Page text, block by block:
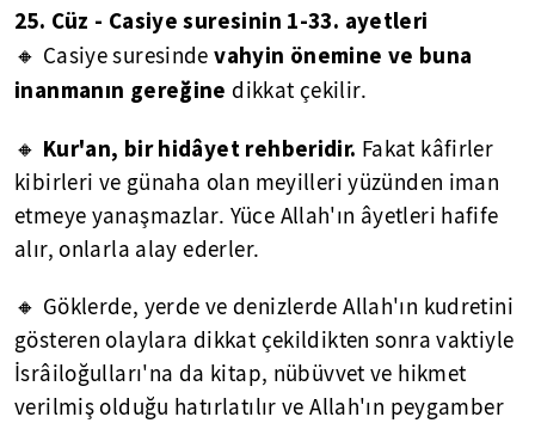
25. Cüz - Casiye suresinin 1-33. ayetleri
🔸 Casiye suresindevahyin önemine ve buna
inanmanın gereğine dikkat çekilir.
🔸 Kur'an, bir hidâyet rehberidir. Fakat kâfirler
kibirleri ve günaha olan meyilleri yüzünden iman
etmeye yanaşmazlar. Yüce Allah'ın âyetleri hafife
alır, onlarla alay ederler.
🔸 Göklerde, yerde ve denizlerde Allah'ın kudretini
gösteren olaylara dikkat çekildikten sonra vaktiyle
İsrâiloğulları'na da kitap, nübüvvet ve hikmet
verilmiş olduğu hatırlatılır ve Allah'ın peygamber